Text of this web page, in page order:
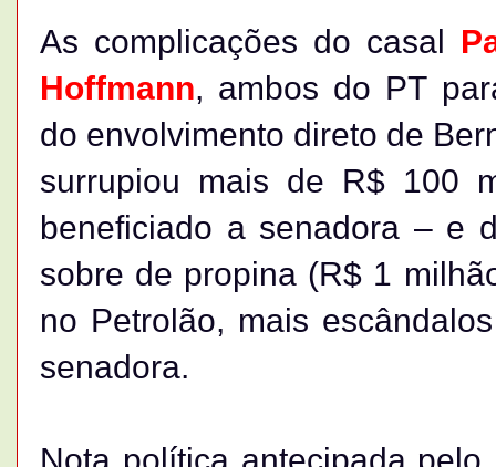
As complicações do casal
Hoffmann, ambos do PT
do envolvimento direto de
surrupiou mais de R$ 100
beneficiado a senadora – e
sobre de propina (R$ 1
no Petrolão, mais
senadora.